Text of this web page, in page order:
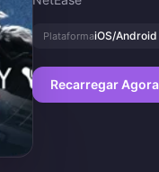
PlataformaiOS/Android
Recarregar Agora